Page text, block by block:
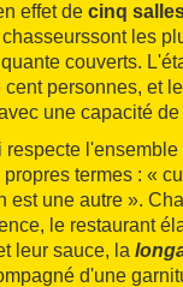
effet de cinq
sont les
couverts.
personnes, et
une capacité
respecte
termes : «
est une autre ».
le restaurant
leur sauce, la
d'une